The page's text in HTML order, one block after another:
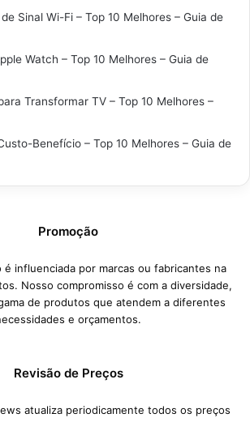
Sinal Wi-Fi – Top 10 Melhores – Guia de
Watch – Top 10 Melhores – Guia de
Transformar TV – Top 10 Melhores –
Benefício – Top 10 Melhores – Guia de
Promoção
é influenciada por marcas ou fabricantes na
Nosso compromisso é com a diversidade,
de produtos que atendem a diferentes
e orçamentos.
Revisão de Preços
atualiza periodicamente todos os preços